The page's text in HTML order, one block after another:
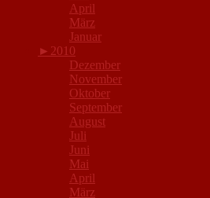
April
März
Januar
► 2010
Dezember
November
Oktober
September
August
Juli
Juni
Mai
April
März